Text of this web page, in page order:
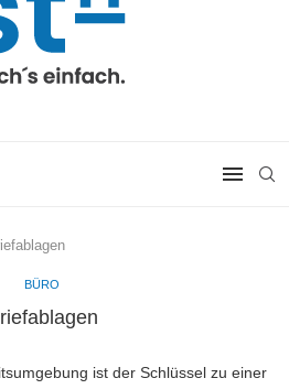
BÜRO
ist der Schlüssel zu einer